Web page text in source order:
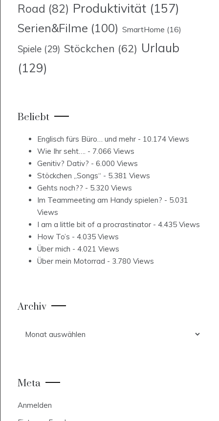
Road (82) Produktivität (157)
Serien&Filme (100) SmartHome (16)
Spiele (29) Stöckchen (62) Urlaub
(129)
Beliebt
Englisch fürs Büro… und mehr - 10.174 Views
Wie Ihr seht…. - 7.066 Views
Genitiv? Dativ? - 6.000 Views
Stöckchen „Songs“ - 5.381 Views
Gehts noch?? - 5.320 Views
Im Teammeeting am Handy spielen? - 5.031
Views
I am a little bit of a procrastinator - 4.435 Views
How To’s - 4.035 Views
Über mich - 4.021 Views
Über mein Motorrad - 3.780 Views
Archiv
Meta
Anmelden